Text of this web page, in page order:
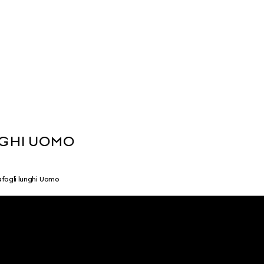
UOMO
lunghi Uomo